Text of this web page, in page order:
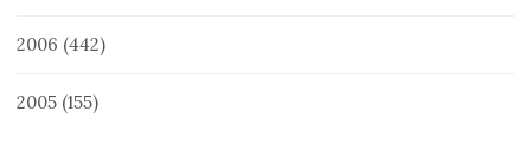
2006 (442)
2005 (155)